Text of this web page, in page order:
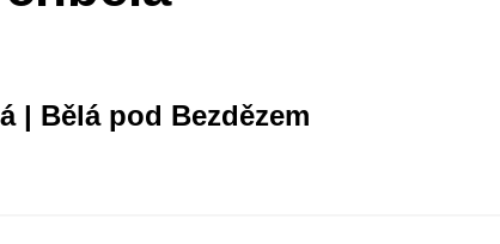
| Bělá pod Bezdězem